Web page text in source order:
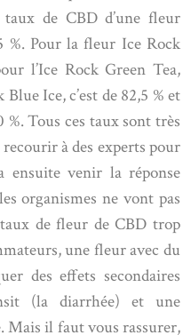
de CBD d’une fleur
%. Pour la fleur Ice Rock
l’Ice Rock Green Tea,
Blue Ice, c’est de 82,5 % et
%. Tous ces taux sont très
à des experts pour
ensuite venir la réponse
organismes ne vont pas
de fleur de CBD trop
une fleur avec du
des effets secondaires
(la diarrhée) et une
Mais il faut vous rassurer,